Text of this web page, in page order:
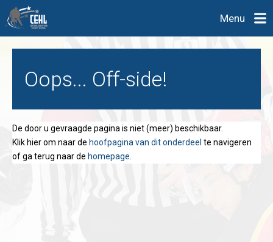
Menu
Oops... Off-side!
De door u gevraagde pagina is niet (meer) beschikbaar.
Klik hier om naar de hoofpagina van dit onderdeel te navigeren
of ga terug naar de homepage